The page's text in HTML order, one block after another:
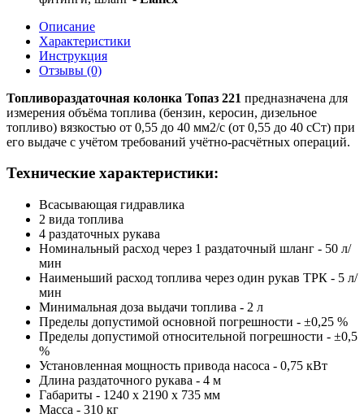
Описание
Характеристики
Инструкция
Отзывы (0)
Топливораздаточная колонка Топаз 221 предназначена для
измерения объёма топлива (бензин, керосин, дизельное
топливо) вязкостью от 0,55 до 40 мм2/с (от 0,55 до 40 сСт) при
его выдаче с учётом требований учётно-расчётных операций.
Технические характеристики:
Всасывающая гидравлика
2 вида топлива
4 раздаточных рукава
Номинальный расход через 1 раздаточный шланг - 50 л/
мин
Наименьший расход топлива через один рукав ТРК - 5 л/
мин
Минимальная доза выдачи топлива - 2 л
Пределы допустимой основной погрешности - ±0,25 %
Пределы допустимой относительной погрешности - ±0,5
%
Установленная мощность привода насоса - 0,75 кВт
Длина раздаточного рукава - 4 м
Габариты - 1240 x 2190 x 735 мм
Масса - 310 кг